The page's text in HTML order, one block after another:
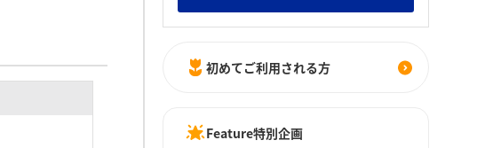
初めてご利用される方
Feature特別企画